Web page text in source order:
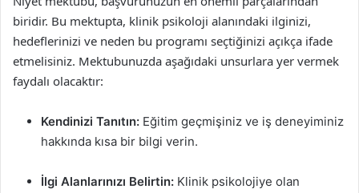
biridir. Bu mektupta, klinik psikoloji alanındaki ilginizi,
hedeflerinizi ve neden bu programı seçtiğinizi açıkça ifade
etmelisiniz. Mektubunuzda aşağıdaki unsurlara yer vermek
faydalı olacaktır:
Kendinizi Tanıtın: Eğitim geçmişiniz ve iş deneyiminiz
hakkında kısa bir bilgi verin.
İlgi Alanlarınızı Belirtin: Klinik psikolojiye olan